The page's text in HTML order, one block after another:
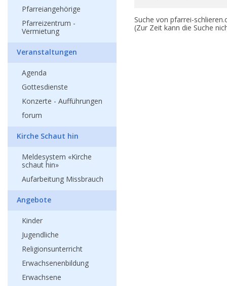
Pfarreiangehörige
Pfarreizentrum -
Vermietung
Veranstaltungen
Agenda
Gottesdienste
Konzerte - Aufführungen
forum
Kirche Schaut hin
Meldesystem «Kirche
schaut hin»
Aufarbeitung Missbrauch
Angebote
Kinder
Jugendliche
Religionsunterricht
Erwachsenenbildung
Erwachsene
Suche von pfarrei-
(Zur Zeit kann die Suche